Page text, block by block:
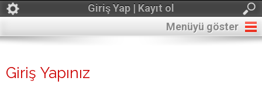
Giriş Yap | Kayıt ol
Menüyü göster
Giriş Yapınız